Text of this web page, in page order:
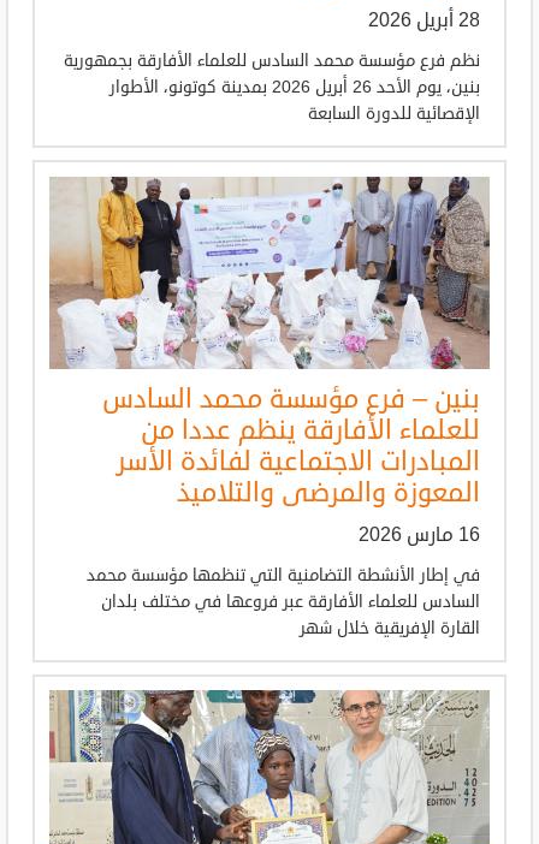
28 أبريل 2026
نظم فرع مؤسسة محمد السادس للعلماء الأفارقة بجمهورية
بنين، يوم الأحد 26 أبريل 2026 بمدينة كوتونو، الأطوار
الإقصائية للدورة السابعة
بنين – فرع مؤسسة محمد السادس
للعلماء الأفارقة ينظم عددا من
المبادرات الاجتماعية لفائدة الأسر
المعوزة والمرضى والتلاميذ
16 مارس 2026
في إطار الأنشطة التضامنية التي تنظمها مؤسسة محمد
السادس للعلماء الأفارقة عبر فروعها في مختلف بلدان
القارة الإفريقية خلال شهر